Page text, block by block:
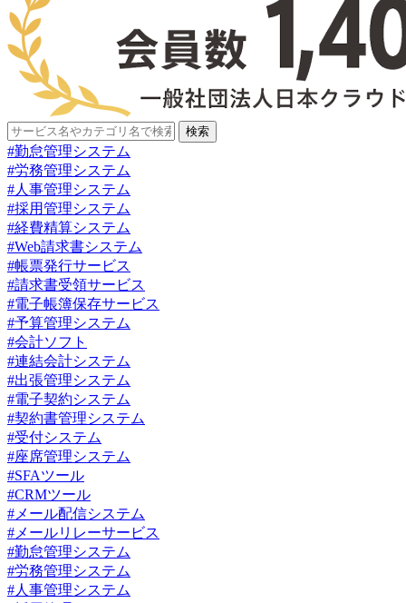
検索
#勤怠管理システム
#労務管理システム
#人事管理システム
#採用管理システム
#経費精算システム
#Web請求書システム
#帳票発行サービス
#請求書受領サービス
#電子帳簿保存サービス
#予算管理システム
#会計ソフト
#連結会計システム
#出張管理システム
#電子契約システム
#契約書管理システム
#受付システム
#座席管理システム
#SFAツール
#CRMツール
#メール配信システム
#メールリレーサービス
#勤怠管理システム
#労務管理システム
#人事管理システム